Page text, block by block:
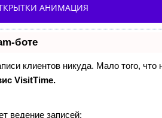
АНИМАЦИЯ
боте
клиентов никуда. Мало того,
VisitTime.
ведение записей: